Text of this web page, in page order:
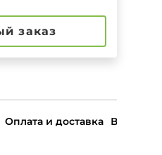
заказ
Оплата и доставка Возврат